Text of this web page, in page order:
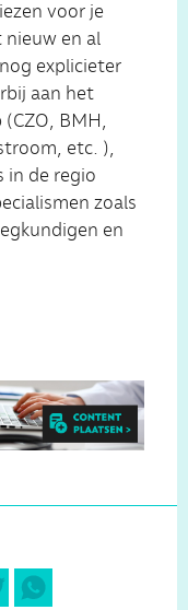
voor je
en al
explicieter
aan het
BMH,
etc. ),
in de regio
zoals
en